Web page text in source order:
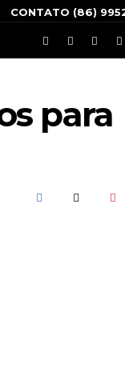
CONTATO (86)
para